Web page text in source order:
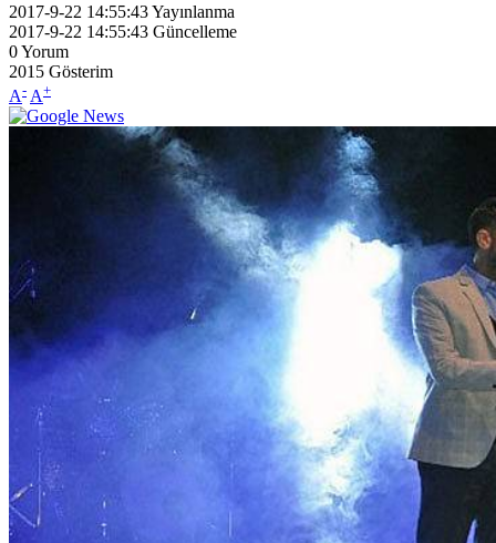
2017-9-22 14:55:43Yayınlanma
2017-9-22 14:55:43 Güncelleme
0Yorum
2015 Gösterim
A- A+